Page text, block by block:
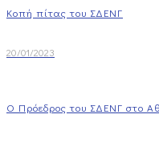
Κοπή πίτας του ΣΔΕΝΓ
20/01/2023
Ο Πρόεδρος του ΣΔΕΝΓ στο